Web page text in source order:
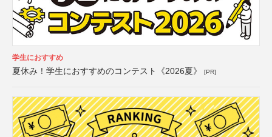
学生におすすめ
夏休み！学生におすすめのコンテスト《2026夏》 [PR]